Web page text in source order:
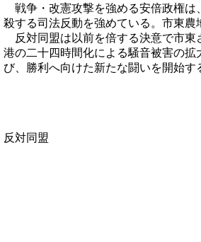
戦争・改憲攻撃を強める安倍政権は
殺する司法反動を強めている。市東
反対同盟は以前を倍する決意で市東
港の二十四時間化による騒音被害の
び、勝利へ向けた新たな闘いを開始す
反対同盟